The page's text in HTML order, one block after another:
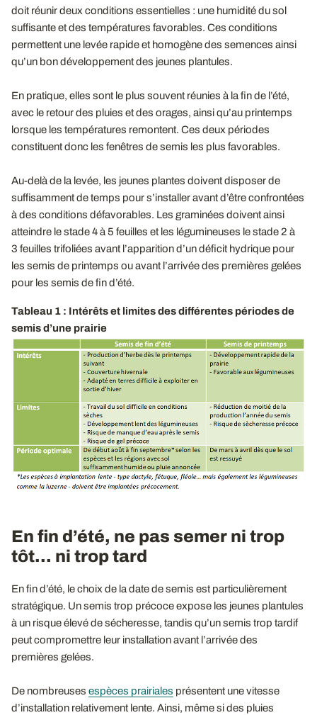
doit réunir deux conditions essentielles : une humidité du sol
suffisante et des températures favorables. Ces conditions
permettent une levée rapide et homogène des semences ainsi
qu’un bon développement des jeunes plantules.
En pratique, elles sont le plus souvent réunies à la fin de l’été,
avec le retour des pluies et des orages, ainsi qu’au printemps
lorsque les températures remontent. Ces deux périodes
constituent donc les fenêtres de semis les plus favorables.
Au-delà de la levée, les jeunes plantes doivent disposer de
suffisamment de temps pour s’installer avant d’être confrontées
à des conditions défavorables. Les graminées doivent ainsi
atteindre le stade 4 à 5 feuilles et les légumineuses le stade 2 à
3 feuilles trifoliées avant l’apparition d’un déficit hydrique pour
les semis de printemps ou avant l’arrivée des premières gelées
pour les semis de fin d’été.
Tableau 1 : Intérêts et limites des différentes périodes de
semis d’une prairie
En fin d’été, ne pas semer ni trop
tôt… ni trop tard
En fin d’été, le choix de la date de semis est particulièrement
stratégique. Un semis trop précoce expose les jeunes plantules
à un risque élevé de sécheresse, tandis qu’un semis trop tardif
peut compromettre leur installation avant l’arrivée des
premières gelées.
De nombreuses espèces prairiales présentent une vitesse
d’installation relativement lente. Ainsi, même si des pluies